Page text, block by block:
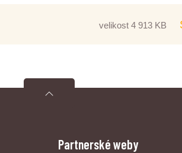
velikost 4 913 KB
Partnerské weby